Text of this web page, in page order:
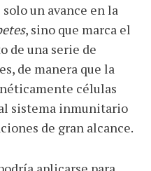
un avance en la
, sino que marca el
de una serie de
de manera que la
células
sistema inmunitario
de gran alcance.